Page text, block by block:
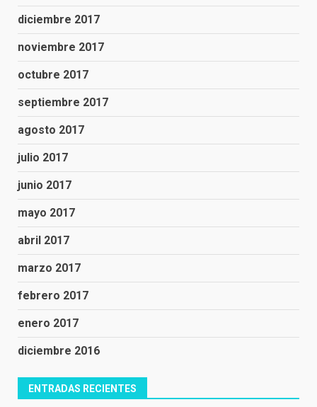
diciembre 2017
noviembre 2017
octubre 2017
septiembre 2017
agosto 2017
julio 2017
junio 2017
mayo 2017
abril 2017
marzo 2017
febrero 2017
enero 2017
diciembre 2016
ENTRADAS RECIENTES